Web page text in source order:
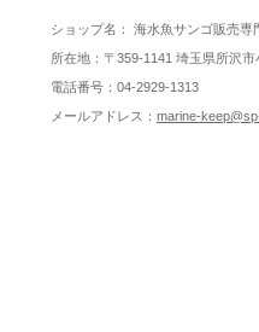
ショップ名： 海水魚サンゴ販売
所在地：〒359-1141 埼玉県所沢
電話番号：04-2929-1313
メールアドレス： marine-